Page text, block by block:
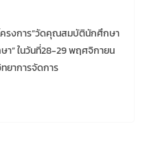
ครงการ”วัดคุณสมบัตินักศึกษา
า” ในวันที่28-29 พฤศจิกายน
ยาการจัดการ